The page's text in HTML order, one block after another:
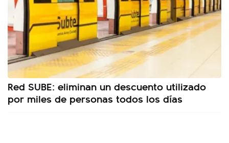
Red SUBE: eliminan un descuento utilizado
por miles de personas todos los días